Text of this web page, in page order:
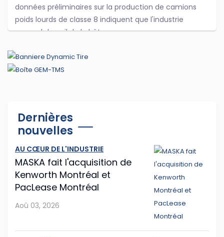
données préliminaires sur la production de camions
poids lourds de classe 8 indiquent que l'industrie
reprend du poil de la bête.
...
Jul 29, 2026
logiciels d'antipollution
Cummins et PACCAR ont récemment annoncé des
modifications logicielles à leurs moteurs diesel afin que
les routiers puissent continuer à rouler plus longtemps
après que les capteurs du camion o...
Dernières
nouvelles
AU CŒUR DE L'INDUSTRIE
MASKA fait l'acquisition de
Kenworth Montréal et
PacLease Montréal
Aoû 03, 2026